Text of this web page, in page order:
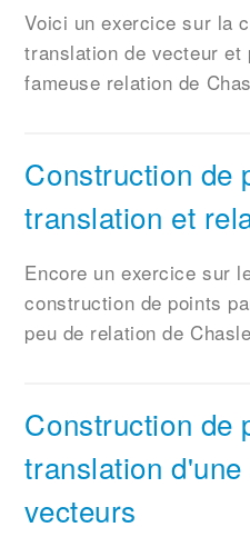
Voici un exercice sur la
translation de vecteur et
fameuse relation de
Construction de
translation et
Encore un exercice sur
construction de points
peu de relation de
Construction de
translation
vecteurs